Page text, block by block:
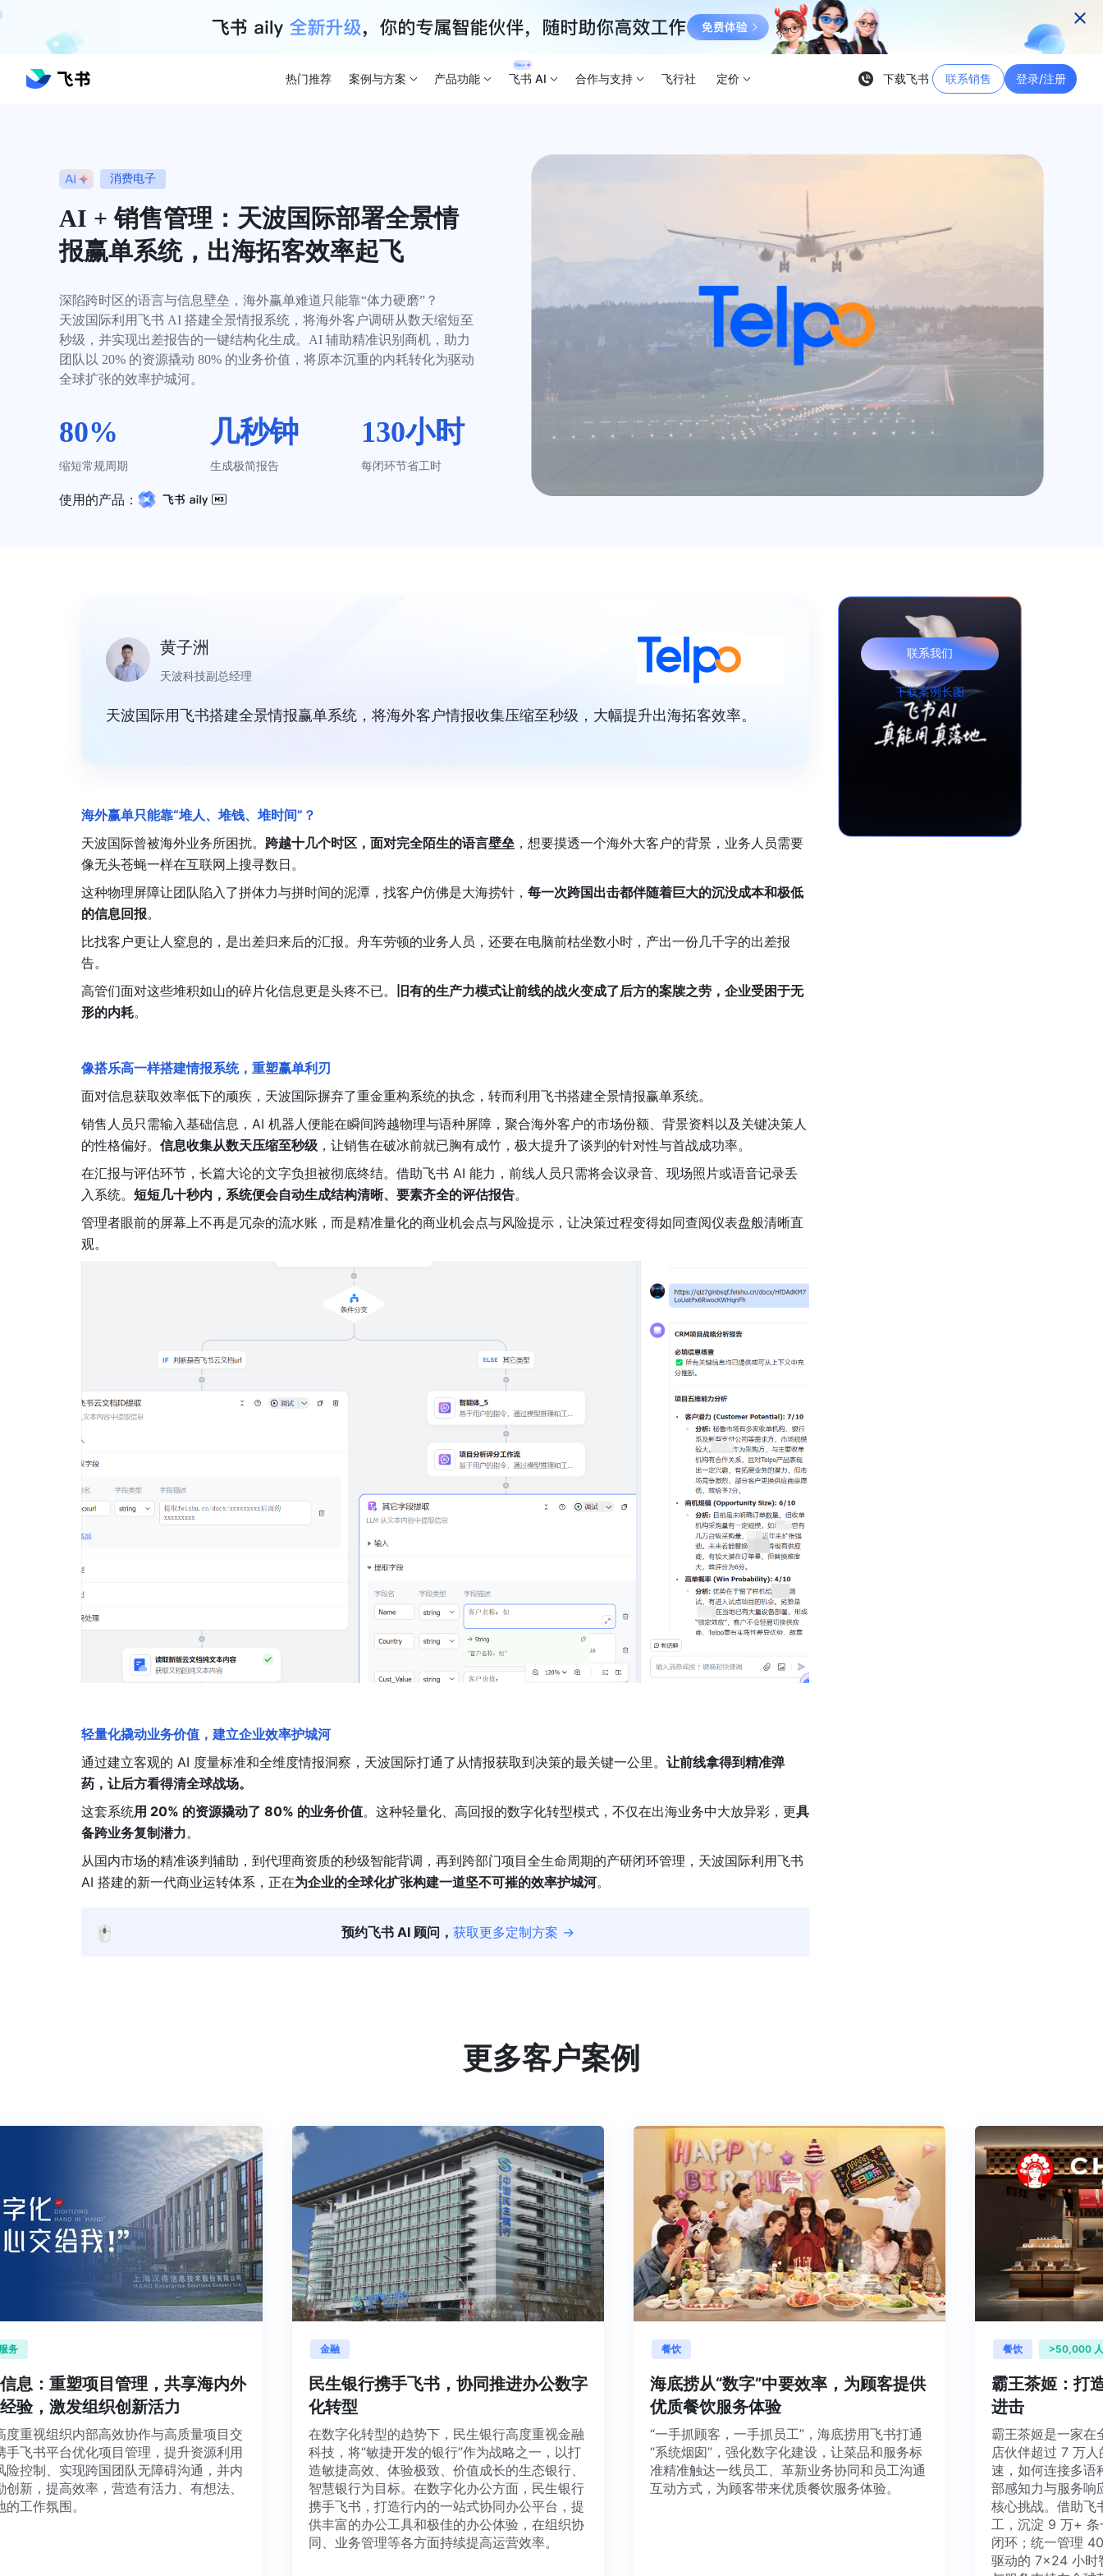
热门推荐 案例与方案 产品功能 飞书 AI 合作与支持 飞行社 定价 下载飞书 联系销售 登录/注册
消费电子
AI + 销售管理：天波国际部署全景情
报赢单系统，出海拓客效率起飞
深陷跨时区的语言与信息壁垒，海外赢单难道只能靠“体力硬磨”？
天波国际利用飞书 AI 搭建全景情报系统，将海外客户调研从数天缩短至
秒级，并实现出差报告的一键结构化生成。AI 辅助精准识别商机，助力
团队以 20% 的资源撬动 80% 的业务价值，将原本沉重的内耗转化为驱动
全球扩张的效率护城河。
80%
缩短常规周期
几秒钟
生成极简报告
130小时
每闭环节省工时
使用的产品：
黄子洲
天波科技副总经理
天波国际用飞书搭建全景情报赢单系统，将海外客户情报收集压缩至秒级，大幅提升出海拓客效率。
海外赢单只能靠“堆人、堆钱、堆时间”？
天波国际曾被海外业务所困扰。 跨越十几个时区，面对完全陌生的语言壁垒 ，想要摸透一个海外大客户的背景，业务人员需要
像无头苍蝇一样在互联网上搜寻数日。
这种物理屏障让团队陷入了拼体力与拼时间的泥潭，找客户仿佛是大海捞针， 每一次跨国出击都伴随着巨大的沉没成本和极低
的信息回报。
比找客户更让人窒息的，是出差归来后的汇报。舟车劳顿的业务人员，还要在电脑前枯坐数小时，产出一份几千字的出差报
告。
高管们面对这些堆积如山的碎片化信息更是头疼不已。
旧有的生产力模式让前线的战火变成了后方的案牍之劳，企业受困于无
形的内耗。
像搭乐高一样搭建情报系统，重塑赢单利刃
面对信息获取效率低下的顽疾，天波国际摒弃了重金重构系统的执念，转而利用飞书搭建全景情报赢单系统。
销售人员只需输入基础信息，AI 机器人便能在瞬间跨越物理与语种屏障，聚合海外客户的市场份额、背景资料以及关键决策人
的性格偏好。 信息收集从数天压缩至秒级 ，让销售在破冰前就已胸有成竹，极大提升了谈判的针对性与首战成功率。
在汇报与评估环节，长篇大论的文字负担被彻底终结。借助飞书 AI 能力，前线人员只需将会议录音、现场照片或语音记录丢
入系统。 短短几十秒内，系统便会自动生成结构清晰、要素齐全的评估报告。
管理者眼前的屏幕上不再是冗杂的流水账，而是精准量化的商业机会点与风险提示，让决策过程变得如同查阅仪表盘般清晰直
观。
轻量化撬动业务价值，建立企业效率护城河
通过建立客观的 AI 度量标准和全维度情报洞察，天波国际打通了从情报获取到决策的最关键一公里。 让前线拿得到精准弹
药，让后方看得清全球战场。
这套系统用 20% 的资源撬动了 80% 的业务价值。这种轻量化、高回报的数字化转型模式，不仅在出海业务中大放异彩，更具
备跨业务复制潜力。
从国内市场的精准谈判辅助，到代理商资质的秒级智能背调，再到跨部门项目全生命周期的产研闭环管理，天波国际利用飞书
AI 搭建的新一代商业运转体系，正在为企业的全球化扩张构建一道坚不可摧的效率护城河。
🖱️ 预约飞书 AI 顾问， 获取更多定制方案 →
联系我们
下载案例长图
更多客户案例
企业服务
得信息：重塑项目管理，共享海内外
务经验，激发组织创新活力
得高度重视组织内部高效协作与高质量项目交
。携手飞书平台优化项目管理，提升资源利用
和风险控制、实现跨国团队无障碍沟通，并内
鼓励创新，提高效率，营造有活力、有想法、
落地的工作氛围。
民生银行携手飞书，协同推进办公数字
化转型
在数字化转型的趋势下，民生银行高度重视金融
科技，将“敏捷开发的银行”作为战略之一，以打
造敏捷高效、体验极致、价值成长的生态银行、
智慧银行为目标。在数字化办公方面，民生银行
携手飞书，打造行内的一站式协同办公平台，提
供丰富的办公工具和极佳的办公体验，在组织协
同、业务管理等各方面持续提高运营效率。
海底捞从“数字”中要效率，为顾客提供
优质餐饮服务体验
“一手抓顾客，一手抓员工”，海底捞用飞书打通
“系统烟囱”，强化数字化建设，让菜品和服务标
准精准触达一线员工、革新业务协同和员工沟通
互动方式，为顾客带来优质餐饮服务体验。
餐饮
霸王茶姬
进击
霸王茶姬是
店伙伴超过 7
速，如何连
部感知力与
核心挑战。
工，沉淀 9
闭环；统一
驱动的 7×24